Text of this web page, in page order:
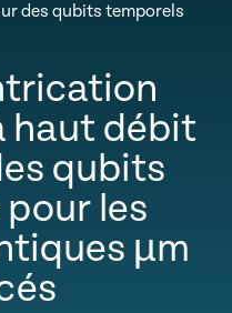
des qubits temporels
haut débit
qubits
les
µm